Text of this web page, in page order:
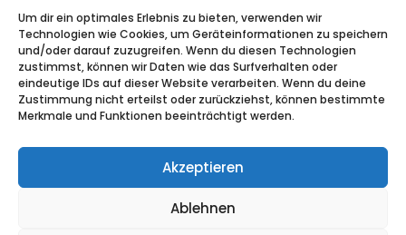
Um dir ein optimales Erlebnis zu bieten, verwenden wir
Technologien wie Cookies, um Geräteinformationen zu speichern
und/oder darauf zuzugreifen. Wenn du diesen Technologien
zustimmst, können wir Daten wie das Surfverhalten oder
eindeutige IDs auf dieser Website verarbeiten. Wenn du deine
Zustimmung nicht erteilst oder zurückziehst, können bestimmte
Merkmale und Funktionen beeinträchtigt werden.
Akzeptieren
Ablehnen